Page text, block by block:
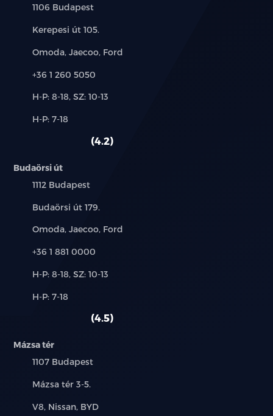
Település:
1106 Budapest
Cím:
Kerepesi út 105.
Márkák:
Omoda, Jaecoo, Ford
Telefon:
+36 1 260 5050
Új-
használt
H-P: 8-18, SZ: 10-13
Alkatrész,
H-P: 7-18
4.2
Budaörsi út
Település:
1112 Budapest
Cím:
Budaörsi út 179.
Márkák:
Omoda, Jaecoo, Ford
Telefon:
+36 1 881 0000
Új-
használt
H-P: 8-18, SZ: 10-13
Alkatrész,
H-P: 7-18
4.5
Mázsa tér
Település:
1107 Budapest
Cím:
Mázsa tér 3-5.
Márkák:
V8, Nissan, BYD